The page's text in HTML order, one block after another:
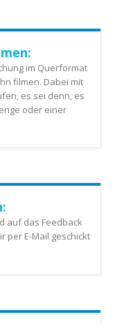
im Querformat
filmen. Dabei mit
es sei denn, es
oder einer
auf das Feedback
per E-Mail geschickt